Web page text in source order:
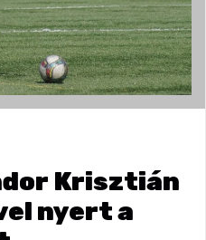
Krisztián
nyert a